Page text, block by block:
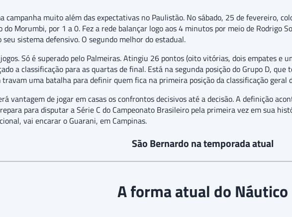
campanha muito além das expectativas no Paulistão. No sábado, 25 de fevereiro,
do Morumbi, por 1 a 0. Fez a rede balançar logo aos 4 minutos por meio de Rodrigo
seu sistema defensivo. O segundo melhor do estadual.
Só é superado pelo Palmeiras. Atingiu 26 pontos (oito vitórias, dois empates e
a classificação para as quartas de final. Está na segunda posição do Grupo D,
uma batalha para definir quem fica na primeira posição da classificação geral
vantagem de jogar em casas os confrontos decisivos até a decisão. A definição
para disputar a Série C do Campeonato Brasileiro pela primeira vez em sua
vai encarar o Guarani, em Campinas.
São Bernardo na temporada atual
A forma atual do Náutico